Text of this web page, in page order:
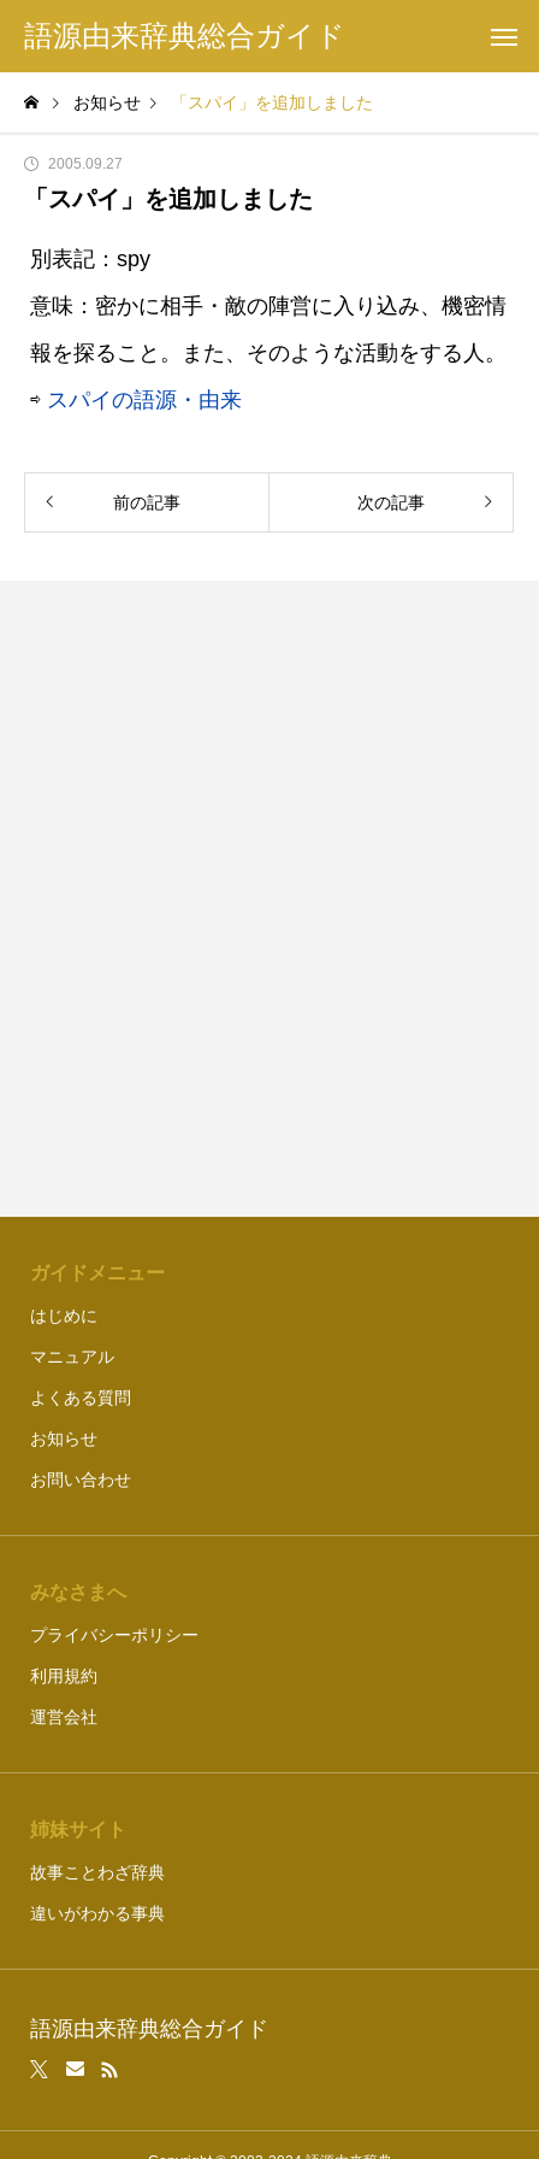
語源由来辞典総合ガイド
お知らせ 「スパイ」を追加しました
2005.09.27
「スパイ」を追加しました
別表記：spy
意味：密かに相手・敵の陣営に入り込み、機密情
報を探ること。また、そのような活動をする人。
⇨ スパイの語源・由来
前の記事 次の記事
ガイドメニュー
はじめに
マニュアル
よくある質問
お知らせ
お問い合わせ
みなさまへ
プライバシーポリシー
利用規約
運営会社
姉妹サイト
故事ことわざ辞典
違いがわかる事典
語源由来辞典総合ガイド